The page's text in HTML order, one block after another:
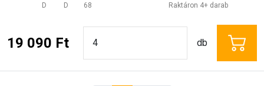
D D 68 Raktáron 4+ darab
19 090 Ft db